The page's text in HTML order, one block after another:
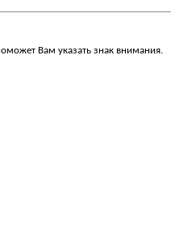
Вам указать знак внимания.